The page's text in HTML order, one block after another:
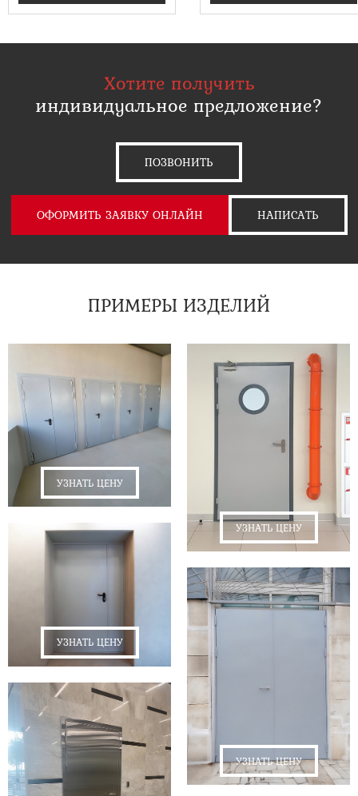
Хотите получить
индивидуальное предложение?
ПОЗВОНИТЬ
ОФОРМИТЬ ЗАЯВКУ ОНЛАЙН НАПИСАТЬ
ПРИМЕРЫ ИЗДЕЛИЙ
УЗНАТЬ ЦЕНУ
УЗНАТЬ ЦЕНУ
УЗНАТЬ ЦЕНУ
УЗНАТЬ ЦЕНУ